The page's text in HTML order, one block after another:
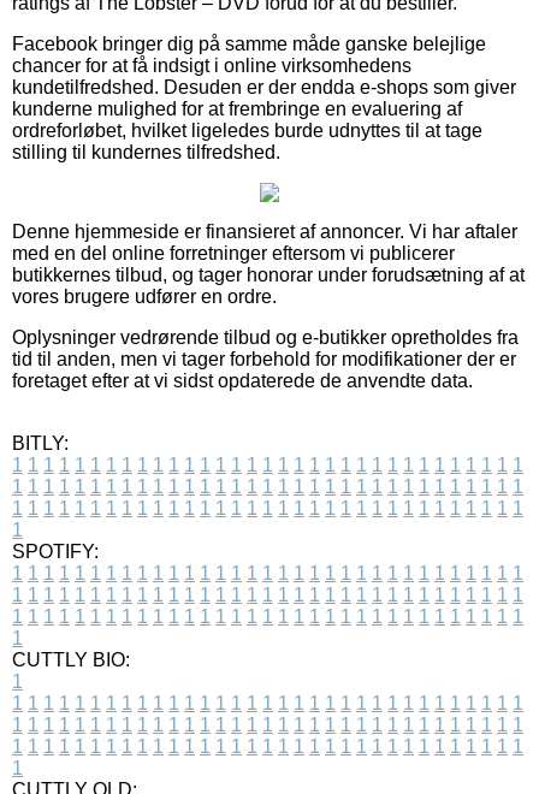
Facebook bringer dig på samme måde ganske belejlige
chancer for at få indsigt i online virksomhedens
kundetilfredshed. Desuden er der endda e-shops som giver
kunderne mulighed for at frembringe en evaluering af
ordreforløbet, hvilket ligeledes burde udnyttes til at tage
stilling til kundernes tilfredshed.
Denne hjemmeside er finansieret af annoncer. Vi har aftaler
med en del online forretninger eftersom vi publicerer
butikkernes tilbud, og tager honorar under forudsætning af at
vores brugere udfører en ordre.
Oplysninger vedrørende tilbud og e-butikker opretholdes fra
tid til anden, men vi tager forbehold for modifikationer der er
foretaget efter at vi sidst opdaterede de anvendte data.
BITLY:
1 1 1 1 1 1 1 1 1 1 1 1 1 1 1 1 1 1 1 1 1 1 1 1 1 1 1 1 1 1 1 1 1
1 1 1 1 1 1 1 1 1 1 1 1 1 1 1 1 1 1 1 1 1 1 1 1 1 1 1 1 1 1 1 1 1
1 1 1 1 1 1 1 1 1 1 1 1 1 1 1 1 1 1 1 1 1 1 1 1 1 1 1 1 1 1 1 1 1
1
SPOTIFY:
1 1 1 1 1 1 1 1 1 1 1 1 1 1 1 1 1 1 1 1 1 1 1 1 1 1 1 1 1 1 1 1 1
1 1 1 1 1 1 1 1 1 1 1 1 1 1 1 1 1 1 1 1 1 1 1 1 1 1 1 1 1 1 1 1 1
1 1 1 1 1 1 1 1 1 1 1 1 1 1 1 1 1 1 1 1 1 1 1 1 1 1 1 1 1 1 1 1 1
1
CUTTLY BIO:
1
1 1 1 1 1 1 1 1 1 1 1 1 1 1 1 1 1 1 1 1 1 1 1 1 1 1 1 1 1 1 1 1 1
1 1 1 1 1 1 1 1 1 1 1 1 1 1 1 1 1 1 1 1 1 1 1 1 1 1 1 1 1 1 1 1 1
1 1 1 1 1 1 1 1 1 1 1 1 1 1 1 1 1 1 1 1 1 1 1 1 1 1 1 1 1 1 1 1 1
1
CUTTLY OLD: